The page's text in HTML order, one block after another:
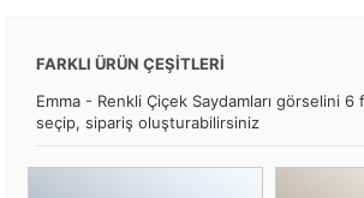
FARKLI ÜRÜN ÇEŞİTLERİ
Emma - Renkli Çiçek Saydamları görselini 6
seçip, sipariş oluşturabilirsiniz